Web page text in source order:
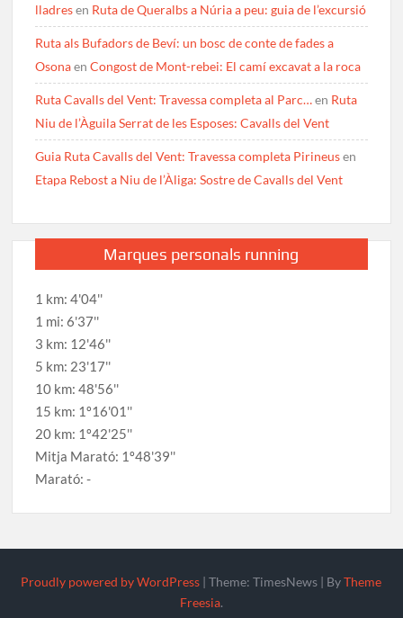
lladresen Ruta de Queralbs a Núria a peu: guia de l’excursió
Ruta als Bufadors de Beví: un bosc de conte de fades a
OsonaenCongost de Mont-rebei: El camí excavat a la roca
Ruta Cavalls del Vent: Travessa completa al Parc…en Ruta
Niu de l’Àguila Serrat de les Esposes: Cavalls del Vent
Guia Ruta Cavalls del Vent: Travessa completa Pirineusen
Etapa Rebost a Niu de l’Àliga: Sostre de Cavalls del Vent
Marques personals running
1 km: 4'04''
1 mi: 6'37''
3 km: 12'46''
5 km: 23'17''
10 km: 48'56''
15 km: 1º16'01''
20 km: 1º42'25''
Mitja Marató: 1º48'39''
Marató: -
Proudly powered by WordPress |Theme: TimesNews | ByTheme
Freesia.